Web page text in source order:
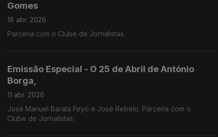
Gomes
18 abr. 2026
Parceria com o Clube de Jornalistas.
Emissão Especial - O 25 de Abril de António
Borga,
11 abr. 2026
José Manuel Barata Feyo e José Rebelo. Parceria com o
Clube de Jornalistas.